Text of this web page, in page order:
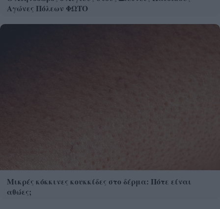
Αγώνες Πόλεων ΦΩΤΟ
Μικρές κόκκινες κουκκίδες στο δέρμα: Πότε είναι
αθώες;